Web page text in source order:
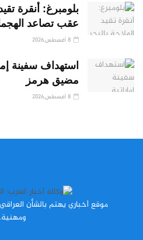
بلومبرغ: أنقرة
عقب تصاعد
استهداف سفينة
مضيق هرمز
موقع أخباري يهتم بالشأن
ومهنية.